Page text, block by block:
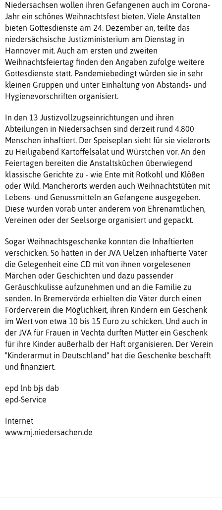
Niedersachsen wollen ihren Gefangenen auch im Corona-
Jahr ein schönes Weihnachtsfest bieten. Viele Anstalten
bieten Gottesdienste am 24. Dezember an, teilte das
niedersächsische Justizministerium am Dienstag in
Hannover mit. Auch am ersten und zweiten
Weihnachtsfeiertag finden den Angaben zufolge weitere
Gottesdienste statt. Pandemiebedingt würden sie in sehr
kleinen Gruppen und unter Einhaltung von Abstands- und
Hygienevorschriften organisiert.
In den 13 Justizvollzugseinrichtungen und ihren
Abteilungen in Niedersachsen sind derzeit rund 4.800
Menschen inhaftiert. Der Speiseplan sieht für sie vielerorts
zu Heiligabend Kartoffelsalat und Würstchen vor. An den
Feiertagen bereiten die Anstaltsküchen überwiegend
klassische Gerichte zu - wie Ente mit Rotkohl und Klößen
oder Wild. Mancherorts werden auch Weihnachtstüten mit
Lebens- und Genussmitteln an Gefangene ausgegeben.
Diese wurden vorab unter anderem von Ehrenamtlichen,
Vereinen oder der Seelsorge organisiert und gepackt.
Sogar Weihnachtsgeschenke konnten die Inhaftierten
verschicken. So hatten in der JVA Uelzen inhaftierte Väter
die Gelegenheit eine CD mit von ihnen vorgelesenen
Märchen oder Geschichten und dazu passender
Geräuschkulisse aufzunehmen und an die Familie zu
senden. In Bremervörde erhielten die Väter durch einen
Förderverein die Möglichkeit, ihren Kindern ein Geschenk
im Wert von etwa 10 bis 15 Euro zu schicken. Und auch in
der JVA für Frauen in Vechta durften Mütter ein Geschenk
für ihre Kinder außerhalb der Haft organisieren. Der Verein
"Kinderarmut in Deutschland" hat die Geschenke beschafft
und finanziert.
epd lnb bjs dab
epd-Service
Internet
www.mj.niedersachen.de